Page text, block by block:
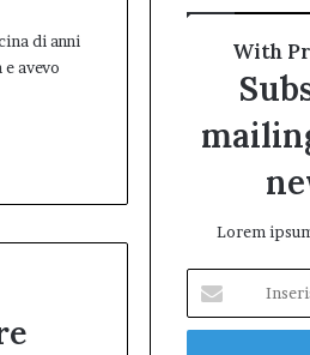
di anni
avevo
With
Lorem
tuo